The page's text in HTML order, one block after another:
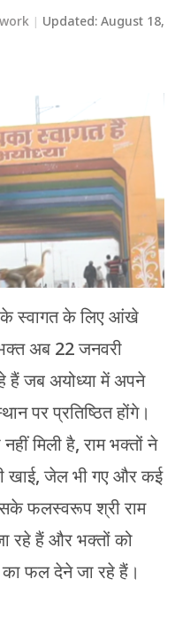
Updated:August 18,
के स्वागत के लिए आंखे
अब 22 जनवरी
हैं जब अयोध्या में अपने
पर प्रतिष्ठित होंगे।
मिली है, राम भक्तों ने
खाई, जेल भी गए और कई
फलस्वरूप श्री राम
रहे हैं और भक्तों को
फल देने जा रहे हैं।